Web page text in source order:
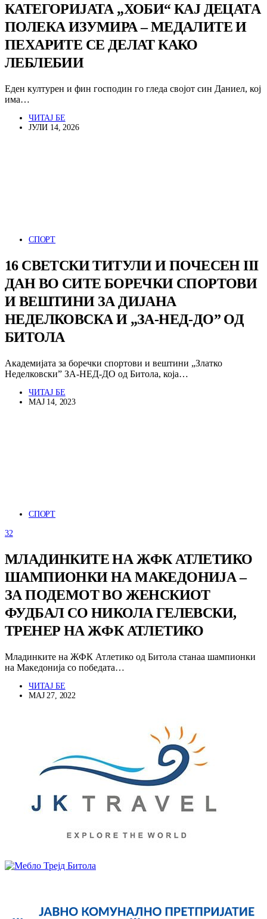
КАТЕГОРИЈАТА „ХОБИ“ КАЈ ДЕЦАТА
ПОЛЕКА ИЗУМИРА – МЕДАЛИТЕ И
ПЕХАРИТЕ СЕ ДЕЛАТ КАКО
ЛЕБЛЕБИИ
Еден културен и фин господин го гледа својот син Даниел, кој
има…
ЧИТАЈ БЕ
ЈУЛИ 14, 2026
СПОРТ
16 СВЕТСКИ ТИТУЛИ И ПОЧЕСЕН III
ДАН ВО СИТЕ БОРЕЧКИ СПОРТОВИ
И ВЕШТИНИ ЗА ДИЈАНА
НЕДЕЛКОВСКА И „ЗА-НЕД-ДО” ОД
БИТОЛА
Академијата за боречки спортови и вештини „Златко
Неделковски” ЗА-НЕД-ДО од Битола, која…
ЧИТАЈ БЕ
МАЈ 14, 2023
СПОРТ
32
МЛАДИНКИТЕ НА ЖФК АТЛЕТИКО
ШАМПИОНКИ НА МАКЕДОНИЈА –
ЗА ПОДЕМОТ ВО ЖЕНСКИОТ
ФУДБАЛ СО НИКОЛА ГЕЛЕВСКИ,
ТРЕНЕР НА ЖФК АТЛЕТИКО
Младинките на ЖФК Атлетико од Битола станаа шампионки
на Македонија со победата…
ЧИТАЈ БЕ
МАЈ 27, 2022